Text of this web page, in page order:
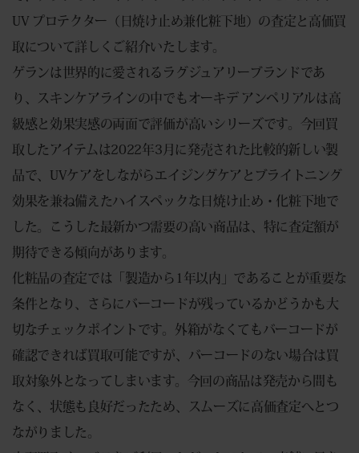
UV プロテクター（日焼け止め兼化粧下地）の査定と高価買
取について詳しくご紹介いたします。
ゲランは世界的に愛されるラグジュアリーブランドであ
り、スキンケアラインの中でもオーキデ アンペリアルは高
級感と効果実感の両面で評価が高いシリーズです。今回買
取したアイテムは2022年3月に発売された比較的新しい製
品で、UVケアをしながらエイジングケアとブライトニング
効果を兼ね備えたハイスペックな日焼け止め・化粧下地で
した。こうした最新かつ需要の高い商品は、特に査定額が
期待できる傾向があります。
化粧品の査定では「製造から1年以内」であることが重要な
条件となり、さらにバーコードが残っているかどうかも大
切なチェックポイントです。外箱がなくてもバーコードが
確認できれば買取可能ですが、バーコードのない場合は買
取対象外となってしまいます。今回の商品は発売から間も
なく、状態も良好だったため、スムーズに高価査定へとつ
ながりました。